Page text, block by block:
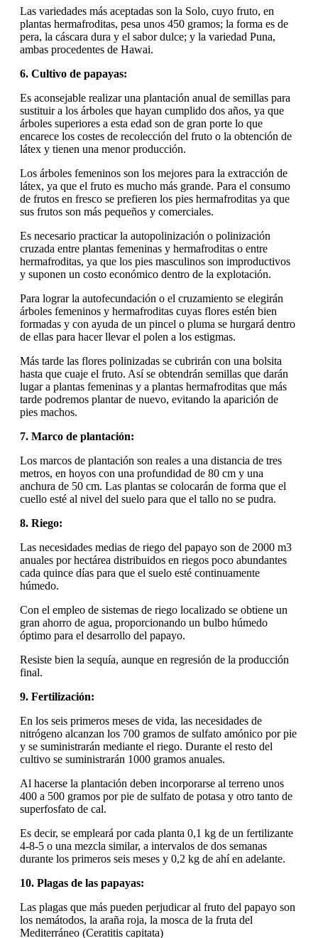
Las variedades más aceptadas son la Solo, cuyo fruto, en
plantas hermafroditas, pesa unos 450 gramos; la forma es de
pera, la cáscara dura y el sabor dulce; y la variedad Puna,
ambas procedentes de Hawai.
6. Cultivo de papayas:
Es aconsejable realizar una plantación anual de semillas para
sustituir a los árboles que hayan cumplido dos años, ya que
árboles superiores a esta edad son de gran porte lo que
encarece los costes de recolección del fruto o la obtención de
látex y tienen una menor producción.
Los árboles femeninos son los mejores para la extracción de
látex, ya que el fruto es mucho más grande. Para el consumo
de frutos en fresco se prefieren los pies hermafroditas ya que
sus frutos son más pequeños y comerciales.
Es necesario practicar la autopolinización o polinización
cruzada entre plantas femeninas y hermafroditas o entre
hermafroditas, ya que los pies masculinos son improductivos
y suponen un costo económico dentro de la explotación.
Para lograr la autofecundación o el cruzamiento se elegirán
árboles femeninos y hermafroditas cuyas flores estén bien
formadas y con ayuda de un pincel o pluma se hurgará dentro
de ellas para hacer llevar el polen a los estigmas.
Más tarde las flores polinizadas se cubrirán con una bolsita
hasta que cuaje el fruto. Así se obtendrán semillas que darán
lugar a plantas femeninas y a plantas hermafroditas que más
tarde podremos plantar de nuevo, evitando la aparición de
pies machos.
7. Marco de plantación:
Los marcos de plantación son reales a una distancia de tres
metros, en hoyos con una profundidad de 80 cm y una
anchura de 50 cm. Las plantas se colocarán de forma que el
cuello esté al nivel del suelo para que el tallo no se pudra.
8. Riego:
Las necesidades medias de riego del papayo son de 2000 m3
anuales por hectárea distribuidos en riegos poco abundantes
cada quince días para que el suelo esté continuamente
húmedo.
Con el empleo de sistemas de riego localizado se obtiene un
gran ahorro de agua, proporcionando un bulbo húmedo
óptimo para el desarrollo del papayo.
Resiste bien la sequía, aunque en regresión de la producción
final.
9. Fertilización:
En los seis primeros meses de vida, las necesidades de
nitrógeno alcanzan los 700 gramos de sulfato amónico por pie
y se suministrarán mediante el riego. Durante el resto del
cultivo se suministrarán 1000 gramos anuales.
Al hacerse la plantación deben incorporarse al terreno unos
400 a 500 gramos por pie de sulfato de potasa y otro tanto de
superfosfato de cal.
Es decir, se empleará por cada planta 0,1 kg de un fertilizante
4-8-5 o una mezcla similar, a intervalos de dos semanas
durante los primeros seis meses y 0,2 kg de ahí en adelante.
10. Plagas de las papayas:
Las plagas que más pueden perjudicar al fruto del papayo son
los nemátodos, la araña roja, la mosca de la fruta del
Mediterráneo (Ceratitis capitata)